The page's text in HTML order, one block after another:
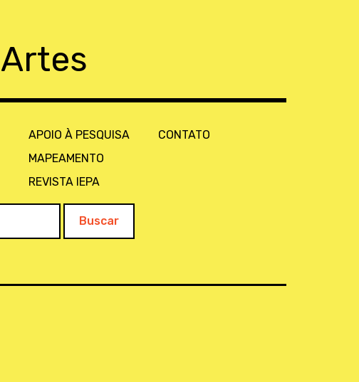
APOIO À PESQUISA
MAPEAMENTO
REVISTA IEPA
CONTATO